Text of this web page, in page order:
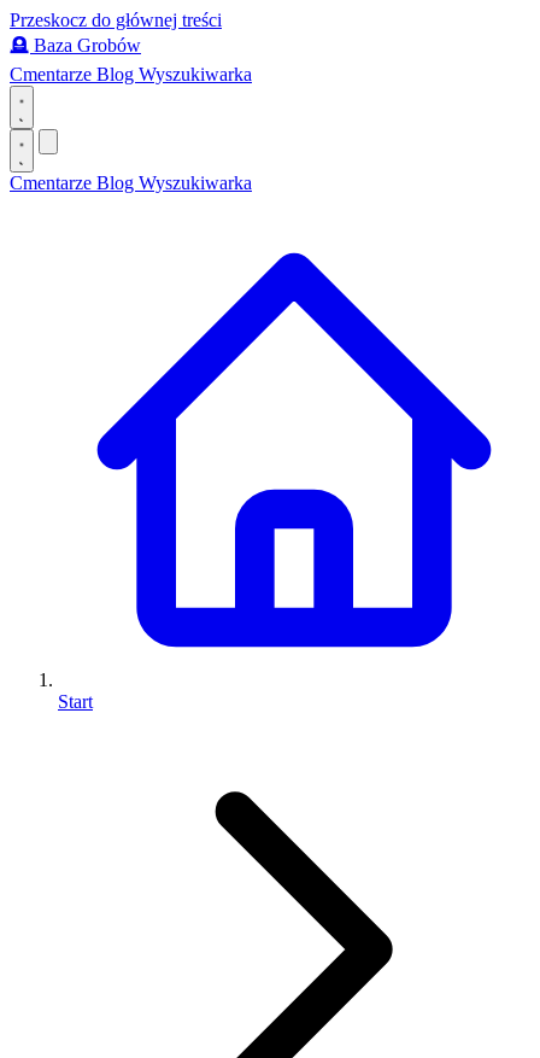
Przeskocz do głównej treści
🪦 Baza Grobów
Cmentarze Blog Wyszukiwarka
Cmentarze Blog Wyszukiwarka
Start